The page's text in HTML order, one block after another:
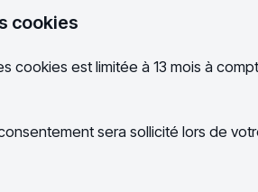
cookies
cookies est limitée à 13 mois à
sera sollicité lors de